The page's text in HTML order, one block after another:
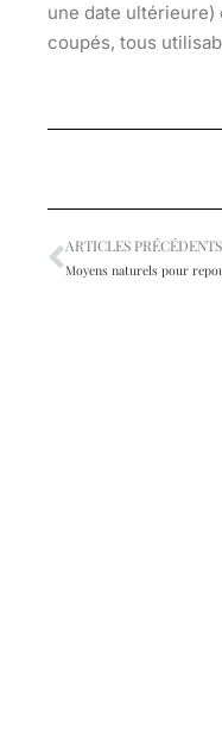
une date ultérieure)
coupés, tous
ARTICLES PRÉCÉDENTS
Moyens naturels pour